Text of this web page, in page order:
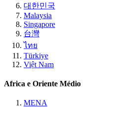
대한민국
Malaysia
Singapore
台灣
ไทย
Türkiye
Việt Nam
Africa e Oriente Médio
MENA